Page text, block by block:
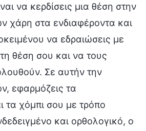
να κερδίσεις μια θέση στην
χάρη στα ενδιαφέροντα και
να εδραιώσεις με
θέση σου και να τους
Σε αυτήν την
εφαρμόζεις τα
τα χόμπι σου με τρόπο
και ορθολογικό, ο